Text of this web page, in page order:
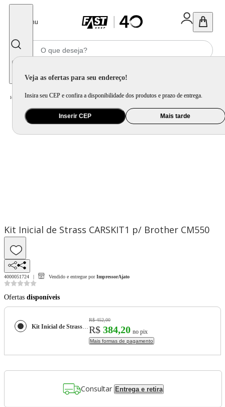
Menu
Veja as ofertas para seu endereço!
Insira seu CEP e confira a disponibilidade dos produtos e prazo de entrega.
Inserir CEP Mais tarde
Home Informática e Games / Periférico / Carregador, HD Externo, Powerbank e Mais
Kit Inicial de Strass CARSKIT1 p/ Brother CM550
4000051724 Vendido e entregue por ImpressorAjato
Ofertas disponíveis
Kit Inicial de Strass CARSKIT1 p/ Brother CM550
R$ 452,00
R$ 384,20 no pix
Mais formas de pagamento
Consultar Entrega e retira